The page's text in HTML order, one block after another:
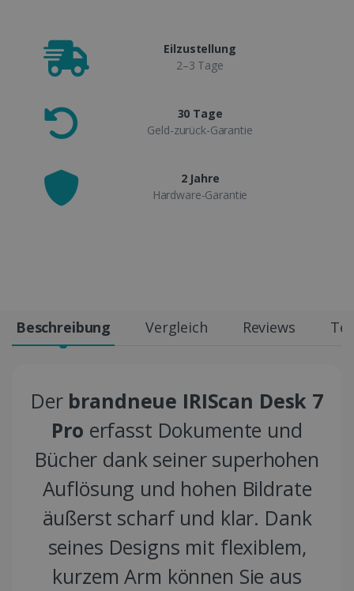
Eilzustellung
2–3 Tage
30 Tage
Geld-zurück-Garantie
2 Jahre
Hardware-Garantie
Beschreibung Vergleich Reviews
Derbrandneue IRIScan Desk 7
Pro erfasst Dokumente und
Bücher dank seiner superhohen
Auflösung und hohen Bildrate
äußerst scharf und klar. Dank
seines Designs mit flexiblem,
kurzem Arm können Sie aus